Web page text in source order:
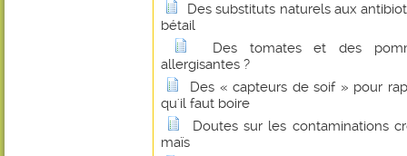
Des substituts naturels aux
bétail
Des tomates et des
allergisantes ?
Des « capteurs de soif » pour
qu'il faut boire
Doutes sur les contaminations
maïs